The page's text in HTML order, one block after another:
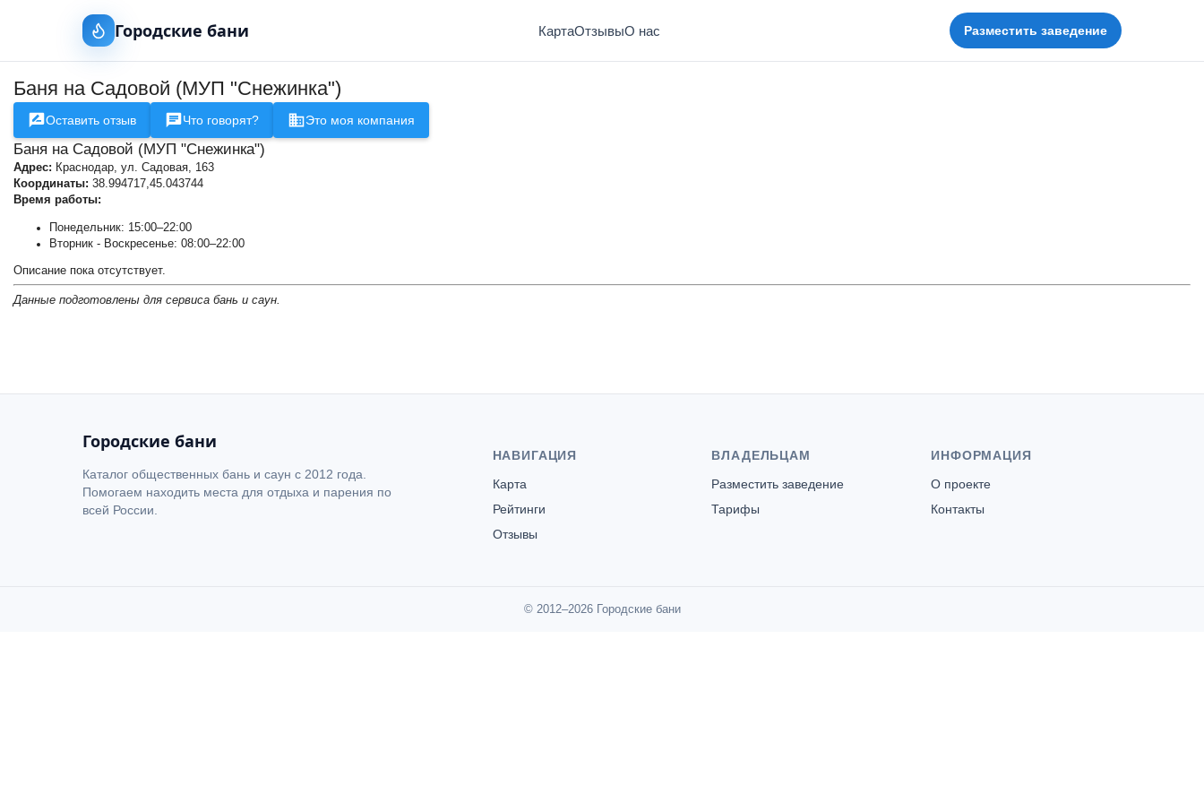
Городские бани КартаОтзывыО нас Разместить заведение
Баня на Садовой (МУП "Снежинка")
Оставить отзыв Что говорят? Это моя компания
Баня на Садовой (МУП "Снежинка")
Адрес: Краснодар, ул. Садовая, 163
Координаты: 38.994717,45.043744
Время работы:
Понедельник: 15:00–22:00
Вторник - Воскресенье: 08:00–22:00
Описание пока отсутствует.
Данные подготовлены для сервиса бань и саун.
Баня на Садовой (МУП "Снежинка")
Баня на Тургенева (МУП "Снежинка")
Городские бани
Каталог общественных бань и саун с 2012 года.
Помогаем находить места для отдыха и парения по
всей России.
НАВИГАЦИЯ
Карта
Рейтинги
Отзывы
ВЛАДЕЛЬЦАМ
Разместить заведение
Тарифы
ИНФОРМАЦИЯ
О проекте
Контакты
© 2012–2026 Городские бани